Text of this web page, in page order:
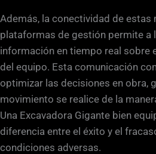
Además, la conectividad de estas
plataformas de gestión permite a
información en tiempo real sobre
del equipo. Esta comunicación
optimizar las decisiones en obra,
movimiento se realice de la
Una Excavadora Gigante bien
diferencia entre el éxito y el
condiciones adversas.